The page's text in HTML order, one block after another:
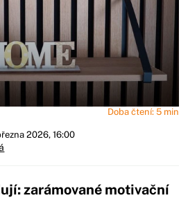
Doba čtení: 5 min
2026, 16:00
zarámované motivační